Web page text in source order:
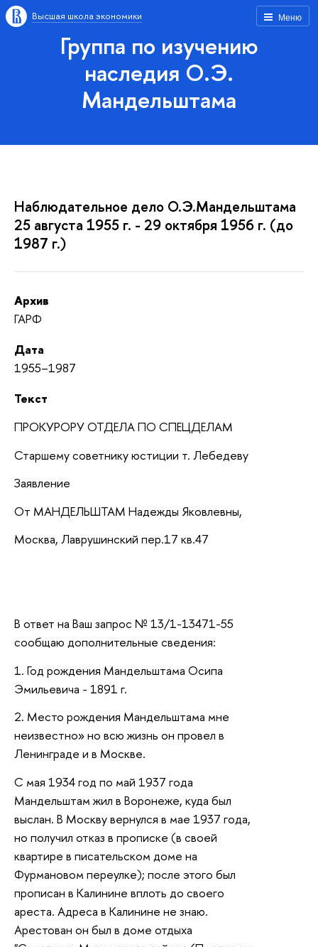
Меню
Высшая школа экономики
Группа по изучению
наследия О.Э.
Мандельштама
Наблюдательное дело О.Э.Мандельштама
25 августа 1955 г. - 29 октября 1956 г. (до
1987 г.)
Архив
ГАРФ
Дата
1955–1987
Текст
ПРОКУРОРУ ОТДЕЛА ПО СПЕЦДЕЛАМ
Старшему советнику юстиции т. Лебедеву
Заявление
От МАНДЕЛЬШТАМ Надежды Яковлевны,
Москва, Лаврушинский пер.17 кв.47
В ответ на Ваш запрос № 13/1-13471-55
сообщаю дополнительные сведения:
1. Год рождения Мандельштама Осипа
Эмильевича - 1891 г.
2. Место рождения Мандельштама мне
неизвестно» но всю жизнь он провел в
Ленинграде и в Москве.
С мая 1934 год по май 1937 года
Мандельштам жил в Воронеже, куда был
выслан. В Москву вернулся в мае 1937 года,
но получил отказ в прописке (в своей
квартире в писательском доме на
Фурмановом переулке); после этого был
прописан в Калинине вплоть до своего
ареста. Адреса в Калинине не знаю.
Арестован он был в доме отдыха